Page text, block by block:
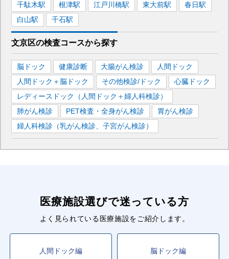
千駄木駅 根津駅 江戸川橋駅 東大前駅 春日駅
白山駅 千石駅
文京区の検査コースから探す
脳ドック 健康診断 大腸がん検診
人間ドック
人間ドック＋脳ドック
その他検診/ドック
心臓ドック
レディースドック（人間ドック＋婦人科検診）
肺がん検診
PET検査・全身がん検診
胃がん検診
婦人科検診（乳がん検診、子宮がん検診）
医療施設選びで迷っている方
よく見られている医療施設をご紹介します。
人間ドック編 脳ドック編